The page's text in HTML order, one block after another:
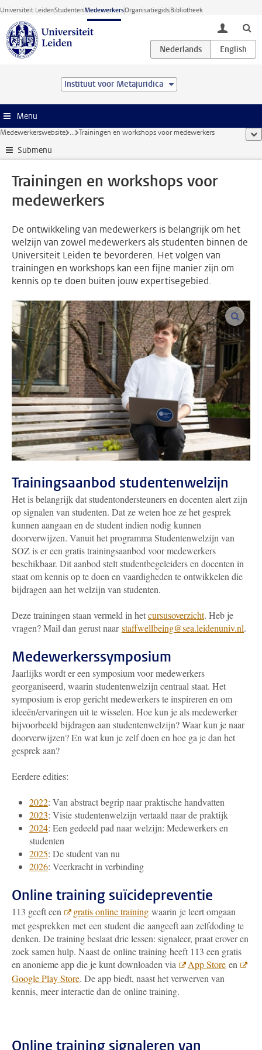
Ga direct naar de inhoud
Universiteit LeidenStudentenMedewerkersOrganisatiegidsBibliotheek
toggle
Instituut voor Metajuridica
Menu
Medewerkerswebsite ... Trainingen en workshops voor medewerkers
Submenu
Trainingen en workshops voor
medewerkers
De ontwikkeling van medewerkers is belangrijk om het
welzijn van zowel medewerkers als studenten binnen de
Universiteit Leiden te bevorderen. Het volgen van
trainingen en workshops kan een fijne manier zijn om
kennis op te doen buiten jouw expertisegebied.
Trainingsaanbod studentenwelzijn
Het is belangrijk dat studentondersteuners en docenten alert zijn
op signalen van studenten. Dat ze weten hoe ze het gesprek
kunnen aangaan en de student indien nodig kunnen
doorverwijzen. Vanuit het programma Studentenwelzijn van
SOZ is er een gratis trainingsaanbod voor medewerkers
beschikbaar. Dit aanbod stelt studentbegeleiders en docenten in
staat om kennis op te doen en vaardigheden te ontwikkelen die
bijdragen aan het welzijn van studenten.
Deze trainingen staan vermeld in hetcursusoverzicht. Heb je
vragen? Mail dan gerust naarstaffwellbeing@sea.leidenuniv.nl.
Medewerkerssymposium
Jaarlijks wordt er een symposium voor medewerkers
georganiseerd, waarin studentenwelzijn centraal staat. Het
symposium is erop gericht medewerkers te inspireren en om
ideeën/ervaringen uit te wisselen. Hoe kun je als medewerker
bijvoorbeeld bijdragen aan studentenwelzijn? Waar kun je naar
doorverwijzen? En wat kun je zelf doen en hoe ga je dan het
gesprek aan?
Eerdere edities:
2022: Van abstract begrip naar praktische handvatten
2023: Visie studentenwelzijn vertaald naar de praktijk
2024: Een gedeeld pad naar welzijn: Medewerkers en
studenten
2025: De student van nu
2026: Veerkracht in verbinding
Online training suïcidepreventie
113 geeft een gratis online training waarin je leert omgaan
met gesprekken met een student die aangeeft aan zelfdoding te
denken. De training beslaat drie lessen: signaleer, praat erover en
zoek samen hulp. Naast de online training heeft 113 een gratis
en anonieme app die je kunt downloaden via
App Store en
Google Play Store. De app biedt, naast het verwerven van
kennis, meer interactie dan de online training.
Online training signaleren van